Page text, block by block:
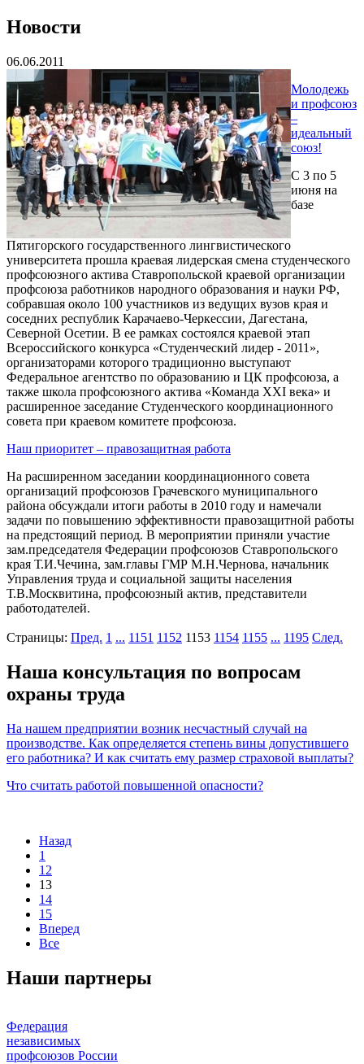
Новости
06.06.2011
Молодежь
и профсоюз
–
идеальный
союз!
С 3 по 5
июня на
базе
Пятигорского государственного лингвистического
университета прошла краевая лидерская смена студенческого
профсоюзного актива Ставропольской краевой организации
профсоюза работников народного образования и науки РФ,
собравшая около 100 участников из ведущих вузов края и
соседних республик Карачаево-Черкессии, Дагестана,
Северной Осетии. В ее рамках состоялся краевой этап
Всероссийского конкурса «Студенческий лидер - 2011»,
организаторами которого традиционно выступают
Федеральное агентство по образованию и ЦК профсоюза, а
также школа профсоюзного актива «Команда XXI века» и
расширенное заседание Студенческого координационного
совета при краевом комитете профсоюза.
Наш приоритет – правозащитная работа
На расширенном заседании координационного совета
организаций профсоюзов Грачевского муниципального
района обсуждали итоги работы в 2010 году и намечали
задачи по повышению эффективности правозащитной работы
на предстоящий период. В мероприятии приняли участие
зам.председателя Федерации профсоюзов Ставропольского
края Т.И.Чечина, зам.главы ГМР М.Н.Чернова, начальник
Управления труда и социальной защиты населения
Т.В.Москвитина, профсоюзный актив, представители
работодателей.
Страницы: Пред. 1 ... 1151 1152 1153 1154 1155 ... 1195 След.
Наша консультация по вопросам
охраны труда
На нашем предприятии возник несчастный случай на
производстве. Как определяется степень вины допустившего
его работника? И как считать ему размер страховой выплаты?
Что считать работой повышенной опасности?
Назад
1
12
13
14
15
Вперед
Все
Наши партнеры
Федерация
независимых
профсоюзов России